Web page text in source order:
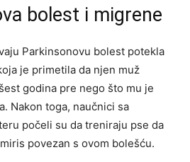
bolest i migrene
Parkinsonovu bolest potekla
je primetila da njen muž
godina pre nego što mu je
Nakon toga, naučnici sa
počeli su da treniraju pse da
povezan s ovom bolešću.